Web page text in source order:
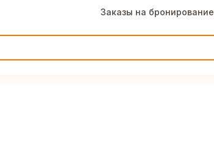
Заказы на бронирование